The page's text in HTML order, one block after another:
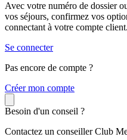
Avec votre numéro de dossier
vos séjours, confirmez vos
connectant à votre compte client.
Se connecter
Pas encore de compte ?
Créer mon compte
Besoin d'un conseil ?
Contactez un conseiller Club